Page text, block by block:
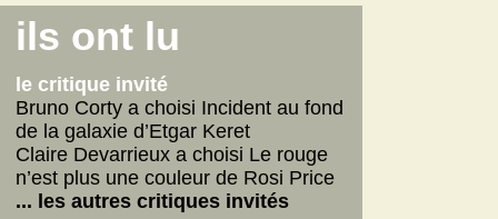
Connemara
La fabrique des pervers
Journal d'un écrivain
... lire les autres
on n'aurait pas dû
Vie de Gérard Fulmard
La tempête qui vient
ils ont lu
le critique invité
Bruno Corty a choisi Incident au fond
de la galaxie d’Etgar Keret
Claire Devarrieux a choisi Le rouge
n’est plus une couleur de Rosi Price
... les autres critiques invités